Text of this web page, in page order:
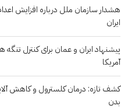
هشدار سازمان ملل درباره افزایش
ایران
پیشنهاد ایران و عمان برای کنترل تنگه
آمریکا
کشف تازه: درمان کلسترول و کاهش
بدن